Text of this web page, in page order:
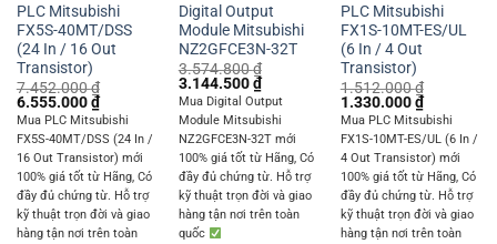
PLC Mitsubishi
FX5S-40MT/DSS
(24 In / 16 Out
Transistor)
7.452.000₫
Original
price
was:
7.452.000 ₫.
6.555.000₫Current
price
is:
6.555.000 ₫.
Mua PLC Mitsubishi
FX5S-40MT/DSS (24 In /
16 Out Transistor) mới
100% giá tốt từ Hãng, Có
đầy đủ chứng từ. Hỗ trợ
kỹ thuật trọn đời và giao
hàng tận nơi trên toàn
Digital Output
Module Mitsubishi
NZ2GFCE3N-32T
3.574.800₫
Original
price
was:
3.574.800 ₫.
3.144.500₫Current
price
is:
3.144.500 ₫.
Mua Digital Output
Module Mitsubishi
NZ2GFCE3N-32T mới
100% giá tốt từ Hãng, Có
đầy đủ chứng từ. Hỗ trợ
kỹ thuật trọn đời và giao
hàng tận nơi trên toàn
quốc
PLC Mitsubishi
FX1S-10MT-ES/UL
(6 In / 4 Out
Transistor)
1.512.000₫
Original
price
was:
1.512.000 ₫.
1.330.000₫Current
price
is:
1.330.000
Mua PLC Mitsubishi
FX1S-10MT-ES/UL (6 In /
4 Out Transistor) mới
100% giá tốt từ Hãng, Có
đầy đủ chứng từ. Hỗ trợ
kỹ thuật trọn đời và giao
hàng tận nơi trên toàn